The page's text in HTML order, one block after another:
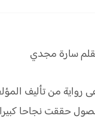
سارة مجدي
رواية من تأليف
حققت نجاحا